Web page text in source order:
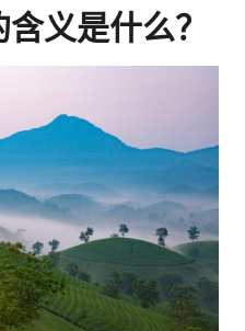
义是什么？